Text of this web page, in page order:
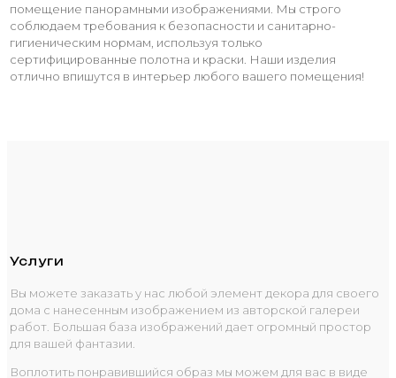
помещение панорамными изображениями. Мы строго
соблюдаем требования к безопасности и санитарно-
гигиеническим нормам, используя только
сертифицированные полотна и краски. Наши изделия
отлично впишутся в интерьер любого вашего помещения!
Услуги
Вы можете заказать у нас любой элемент декора для своего
дома с нанесенным изображением из авторской галереи
работ. Большая база изображений дает огромный простор
для вашей фантазии.
Воплотить понравившийся образ мы можем для вас в виде